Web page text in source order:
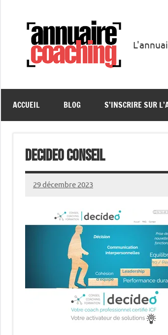
ACCUEIL BLOG S’INSCRIRE SUR
Decideo Conseil
29 décembre 2023
annuairecoaching